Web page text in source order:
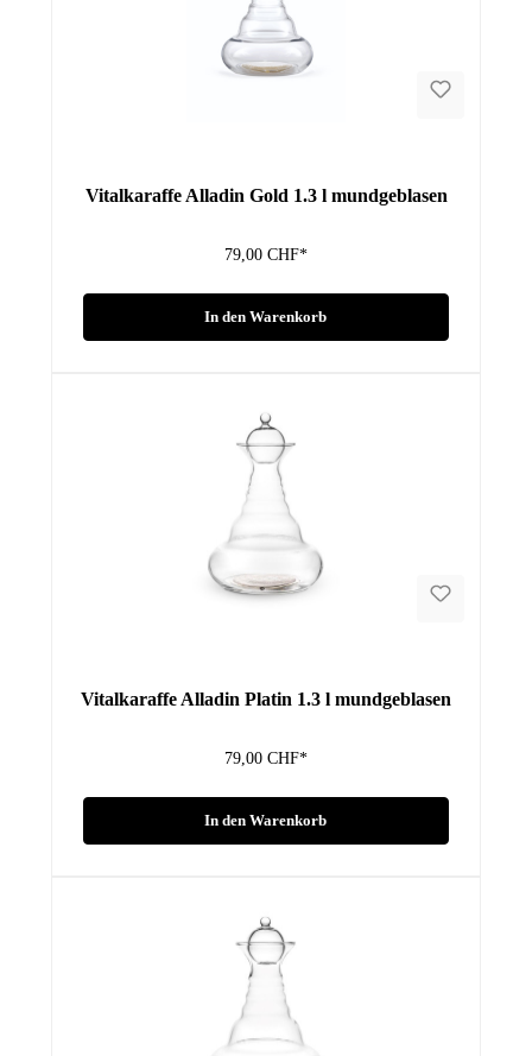
Vitalkaraffe Alladin Gold 1.3 l mundgeblasen
79,00 CHF*
In den Warenkorb
Vitalkaraffe Alladin Platin 1.3 l mundgeblasen
79,00 CHF*
In den Warenkorb